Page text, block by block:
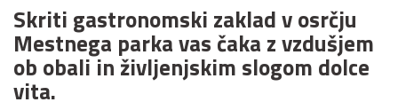
Skriti gastronomski zaklad v osrčju
Mestnega parka vas čaka z vzdušjem
ob obali in življenjskim slogom dolce
vita.